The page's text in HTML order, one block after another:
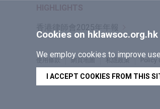
Cookies on hklawsoc.org.hk
We employ cookies to improve
I ACCEPT COOKIES FROM THIS
香港律師會2025年年報
網頁地圖 私隱政策
Policy
Copyright © 2026 香港律師會版權所有，不得